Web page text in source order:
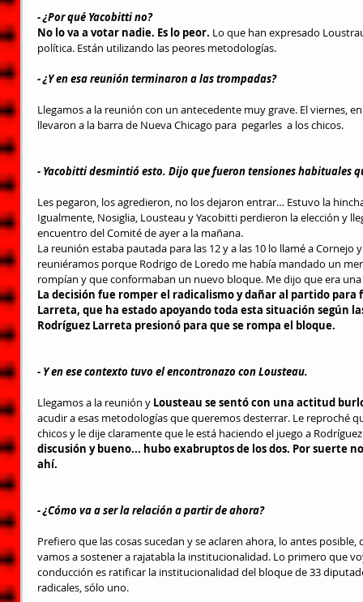
- ¿Por qué Yacobitti no?
No lo va a votar nadie. Es lo peor. Lo que han expresado
política. Están utilizando las peores metodologías.
- ¿Y en esa reunión terminaron a las trompadas?
Llegamos a la reunión con un antecedente muy grave. El viernes,
llevaron a la barra de Nueva Chicago para  pegarles  a los chicos.
- Yacobitti desmintió esto. Dijo que fueron tensiones habituales
Les pegaron, los agredieron, no los dejaron entrar… Estuvo la
Igualmente, Nosiglia, Lousteau y Yacobitti perdieron la elección y
encuentro del Comité de ayer a la mañana.
La reunión estaba pautada para las 12 y a las 10 lo llamé a
reuniéramos porque Rodrigo de Loredo me había mandado un
rompían y que conformaban un nuevo bloque. Me dijo que era
La decisión fue romper el radicalismo y dañar al partido para
Larreta, que ha estado apoyando toda esta situación según
Rodríguez Larreta presionó para que se rompa el bloque.
- Y en ese contexto tuvo el encontronazo con Lousteau.
Llegamos a la reunión y Lousteau se sentó con una actitud
acudir a esas metodologías que queremos desterrar. Le reproché
chicos y le dije claramente que le está haciendo el juego a
discusión y bueno... hubo exabruptos de los dos. Por suerte
ahí.
- ¿Cómo va a ser la relación a partir de ahora?
Prefiero que las cosas sucedan y se aclaren ahora, lo antes
vamos a sostener a rajatabla la institucionalidad. Lo primero que
conducción es ratificar la institucionalidad del bloque de 33
radicales, sólo uno.